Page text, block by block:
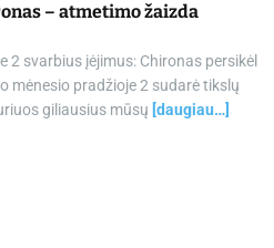
– atmetimo žaizda
įėjimus: Chironas persikėlė į
pradžioje 2 sudarė tikslų
giliausius mūsų[daugiau…]